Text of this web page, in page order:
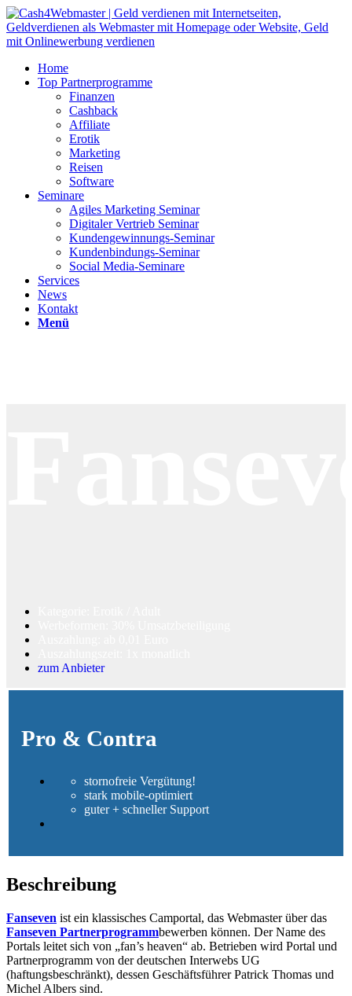
Home
Top Partnerprogramme
Finanzen
Cashback
Affiliate
Erotik
Marketing
Reisen
Software
Seminare
Agiles Marketing Seminar
Digitaler Vertrieb Seminar
Kundengewinnungs-Seminar
Kundenbindungs-Seminar
Social Media-Seminare
Services
News
Kontakt
Menü
zum Anbieter
Pro & Contra
stornofreie Vergütung!
stark mobile-optimiert
guter + schneller Support
Beschreibung
Fanseven ist ein klassisches Camportal, das Webmaster über das
Fanseven Partnerprogrammbewerben können. Der Name des
Portals leitet sich von „fan’s heaven“ ab. Betrieben wird Portal und
Partnerprogramm von der deutschen Interwebs UG
(haftungsbeschränkt), dessen Geschäftsführer Patrick Thomas und
Michel Albers sind.